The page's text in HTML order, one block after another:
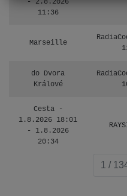
- 2.8.2026
11:36
Marseille
do Dvora
Králové
Cesta -
1.8.2026 18:01
- 1.8.2026
20:34
1 /